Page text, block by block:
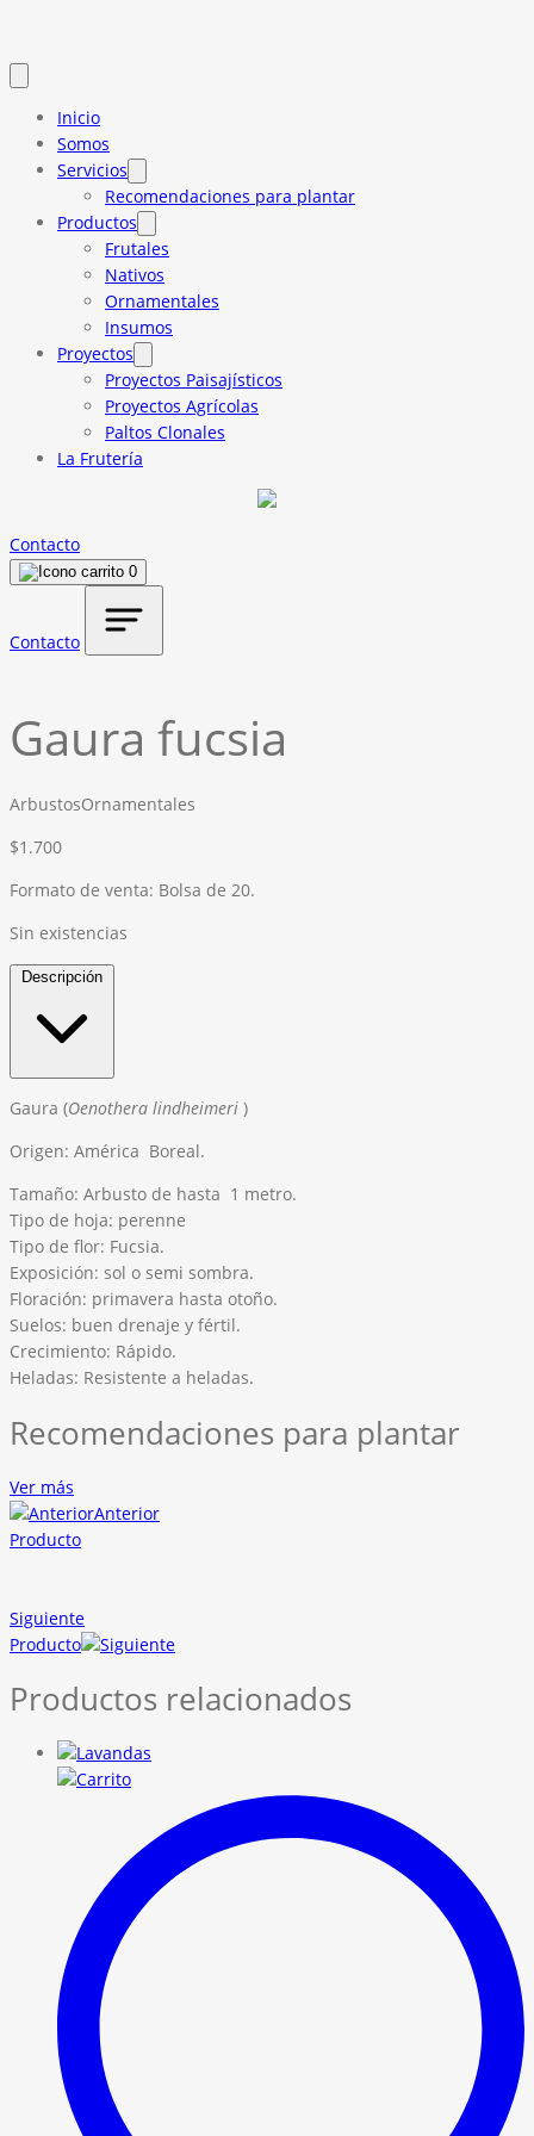
Inicio
Somos
Servicios
Recomendaciones para plantar
Productos
Frutales
Nativos
Ornamentales
Insumos
Proyectos
Proyectos Paisajísticos
Proyectos Agrícolas
Paltos Clonales
La Frutería
Contacto
0
Contacto
Gaura fucsia
ArbustosOrnamentales
$1.700
Formato de venta: Bolsa de 20.
Sin existencias
Descripción
Gaura (Oenothera lindheimeri )
Origen: América Boreal.
Tamaño: Arbusto de hasta 1 metro.
Tipo de hoja: perenne
Tipo de flor: Fucsia.
Exposición: sol o semi sombra.
Floración: primavera hasta otoño.
Suelos: buen drenaje y fértil.
Crecimiento: Rápido.
Heladas: Resistente a heladas.
Recomendaciones para plantar
Ver más
Anterior
Producto
Siguiente
Producto
Productos relacionados